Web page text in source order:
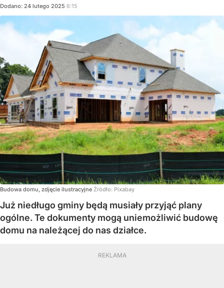
Dodano: 24 lutego 2025 6:15
Budowa domu, zdjęcie ilustracyjne Źródło: Pixabay
Już niedługo gminy będą musiały przyjąć plany
ogólne. Te dokumenty mogą uniemożliwić budowę
domu na należącej do nas działce.